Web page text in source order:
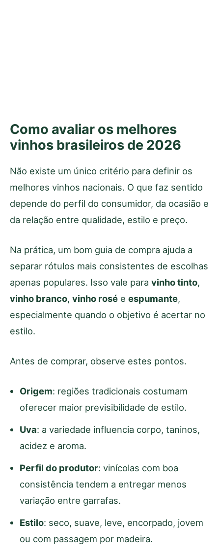
Como avaliar os melhores
vinhos brasileiros de 2026
Não existe um único critério para definir os
melhores vinhos nacionais. O que faz sentido
depende do perfil do consumidor, da ocasião e
da relação entre qualidade, estilo e preço.
Na prática, um bom guia de compra ajuda a
separar rótulos mais consistentes de escolhas
apenas populares. Isso vale para vinho tinto,
vinho branco, vinho rosé e espumante,
especialmente quando o objetivo é acertar no
estilo.
Antes de comprar, observe estes pontos.
Origem: regiões tradicionais costumam
oferecer maior previsibilidade de estilo.
Uva: a variedade influencia corpo, taninos,
acidez e aroma.
Perfil do produtor: vinícolas com boa
consistência tendem a entregar menos
variação entre garrafas.
Estilo: seco, suave, leve, encorpado, jovem
ou com passagem por madeira.